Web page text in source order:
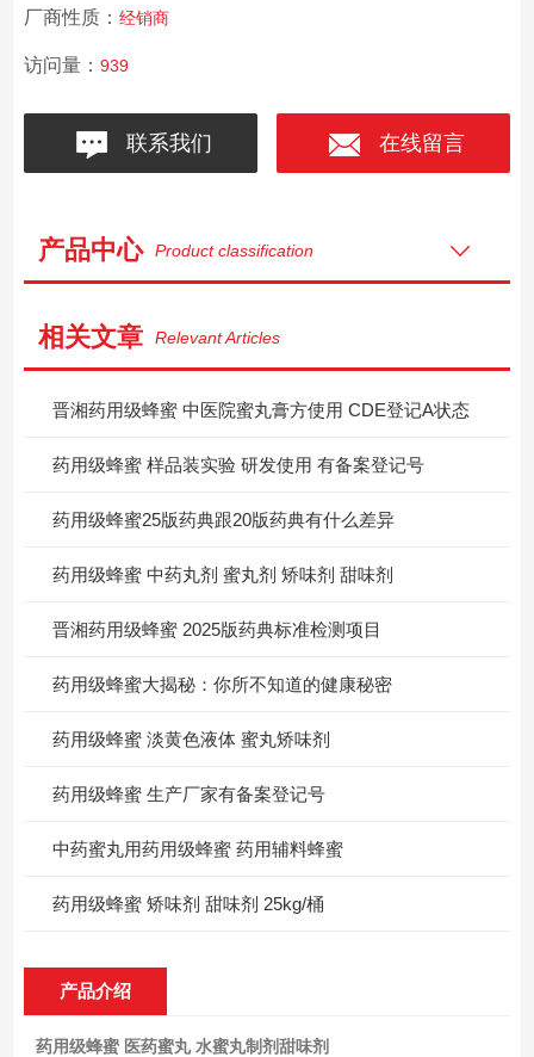
厂商性质： 经销商
访问量： 939
联系我们 在线留言
产品中心 Product classification
相关文章 Relevant Articles
晋湘药用级蜂蜜 中医院蜜丸膏方使用 CDE登记A状态
药用级蜂蜜 样品装实验 研发使用 有备案登记号
药用级蜂蜜25版药典跟20版药典有什么差异
药用级蜂蜜 中药丸剂 蜜丸剂 矫味剂 甜味剂
晋湘药用级蜂蜜 2025版药典标准检测项目
药用级蜂蜜大揭秘：你所不知道的健康秘密
药用级蜂蜜 淡黄色液体 蜜丸矫味剂
药用级蜂蜜 生产厂家有备案登记号
中药蜜丸用药用级蜂蜜 药用辅料蜂蜜
药用级蜂蜜 矫味剂 甜味剂 25kg/桶
产品介绍
药用级蜂蜜 医药蜜丸 水蜜丸制剂甜味剂